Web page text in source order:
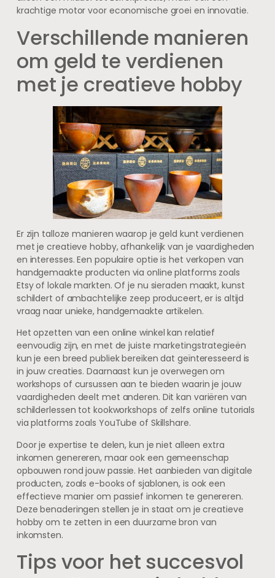
krachtige motor voor economische groei en innovatie.
Verschillende manieren
om geld te verdienen
met je creatieve hobby
Er zijn talloze manieren waarop je geld kunt verdienen
met je creatieve hobby, afhankelijk van je vaardigheden
en interesses. Een populaire optie is het verkopen van
handgemaakte producten via online platforms zoals
Etsy of lokale markten. Of je nu sieraden maakt, kunst
schildert of ambachtelijke zeep produceert, er is altijd
vraag naar unieke, handgemaakte artikelen.
Het opzetten van een online winkel kan relatief
eenvoudig zijn, en met de juiste marketingstrategieën
kun je een breed publiek bereiken dat geïnteresseerd is
in jouw creaties. Daarnaast kun je overwegen om
workshops of cursussen aan te bieden waarin je jouw
vaardigheden deelt met anderen. Dit kan variëren van
schilderlessen tot kookworkshops of zelfs online tutorials
via platforms zoals YouTube of Skillshare.
Door je expertise te delen, kun je niet alleen extra
inkomen genereren, maar ook een gemeenschap
opbouwen rond jouw passie. Het aanbieden van digitale
producten, zoals e-books of sjablonen, is ook een
effectieve manier om passief inkomen te genereren.
Deze benaderingen stellen je in staat om je creatieve
hobby om te zetten in een duurzame bron van
inkomsten.
Tips voor het succesvol